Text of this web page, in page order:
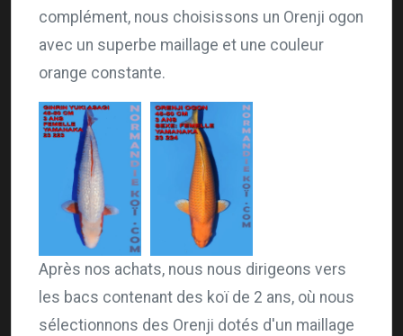
complément, nous choisissons un Orenji ogon
avec un superbe maillage et une couleur
orange constante.
Après nos achats, nous nous dirigeons vers
les bacs contenant des koï de 2 ans, où nous
sélectionnons des Orenji dotés d'un maillage